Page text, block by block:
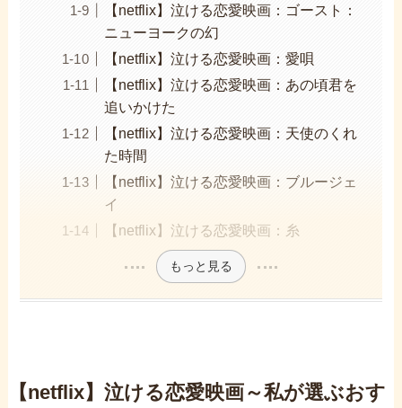
【netflix】泣ける恋愛映画：ゴースト：
ニューヨークの幻
【netflix】泣ける恋愛映画：愛唄
【netflix】泣ける恋愛映画：あの頃君を
追いかけた
【netflix】泣ける恋愛映画：天使のくれ
た時間
【netflix】泣ける恋愛映画：ブルージェ
イ
【netflix】泣ける恋愛映画：糸
もっと見る
【netflix】泣ける恋愛映画～私が選ぶおす